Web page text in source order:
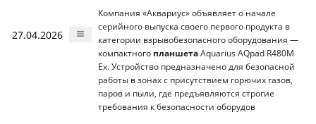
27.04.2026
Компания «Аквариус» объявляет о начале
серийного выпуска своего первого продукта в
категории взрывобезопасного оборудования —
компактного планшета Aquarius AQpad R480M
Ex. Устройство предназначено для безопасной
работы в зонах с присутствием горючих газов,
паров и пыли, где предъявляются строгие
требования к безопасности оборудов